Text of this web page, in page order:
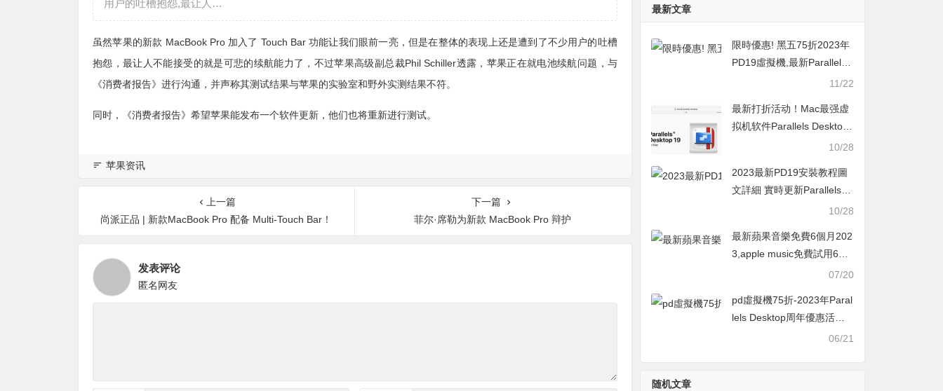
用户的吐槽抱怨,最让人…
虽然苹果的新款 MacBook Pro 加入了 Touch Bar 功能让我们眼前一亮，但是在整体的表现上还是遭到了不少用户的吐槽
抱怨，最让人不能接受的就是可悲的续航能力了，不过苹果高级副总裁Phil Schiller透露，苹果正在就电池续航问题，与
《消费者报告》进行沟通，并声称其测试结果与苹果的实验室和野外实测结果不符。
同时，《消费者报告》希望苹果能发布一个软件更新，他们也将重新进行测试。
苹果资讯
上一篇
尚派正品 | 新款MacBook Pro 配备 Multi-Touch Bar！
下一篇
菲尔·席勒为新款 MacBook Pro 辩护
发表评论
匿名网友
最新文章
限時優惠! 黑五75折2023年
PD19虛擬機,最新Parallels
11/22
最新打折活动！Mac最强虚
拟机软件Parallels Desktop
19 学生优惠+9折新人活动
10/28
2023最新PD19安裝教程圖
文詳細 實時更新Parallels D
esktop19購買優惠50%起10/28
最新蘋果音樂免費6個月202
3,apple music免費試用6個
07/20
pd虛擬機75折-2023年Paral
lels Desktop周年優惠活動
最新MAC軟體打折活動06/21
随机文章